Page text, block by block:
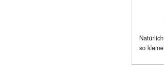
so kleine